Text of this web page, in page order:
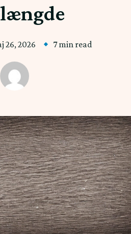
26, 2026 7 min read